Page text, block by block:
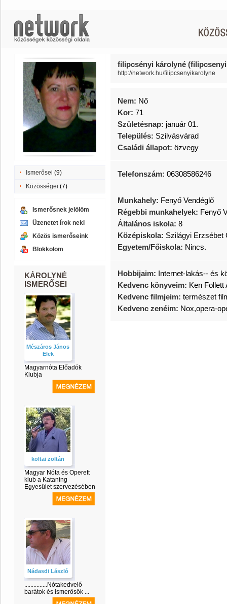
Ismerősei (9)
Közösségei (7)
Ismerősnek jelölöm
Üzenetet írok neki
Közös ismerőseink
Blokkolom
KÁROLYNÉ
ISMERŐSEI
Mészáros János
Elek
Magyarnóta Előadók
Klubja
koltai zoltán
Magyar Nóta és Operett
klub a Kataning
Egyesület szervezésében
Nádasdi László
...............Nótakedvelő
barátok és ismerősök ...
filipcsényi károlyné
http://network.hu/filipcsenyikarolyne
Nem: Nő
Kor: 71
Születésnap: január 01.
Település: Szilvásvárad
Családi állapot: özvegy
Telefonszám: 06308586246
Munkahely: Fenyő Vendéglő
Régebbi munkahelyek: Fenyő
Általános iskola: 8
Középiskola: Szilágyi Erzsébet
Egyetem/Főiskola: Nincs.
Hobbijaim: Internet-lakás-- és
Kedvenc könyveim: Ken Follett
Kedvenc filmjeim: természet
Kedvenc zenéim: Nox,opera-